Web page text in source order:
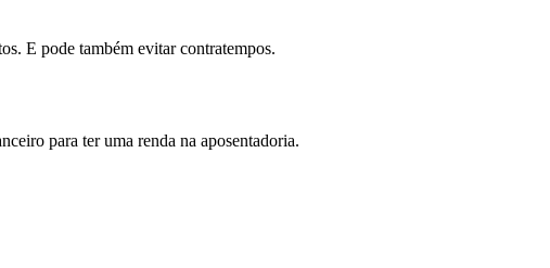
E pode também evitar contratempos.
para ter uma renda na aposentadoria.